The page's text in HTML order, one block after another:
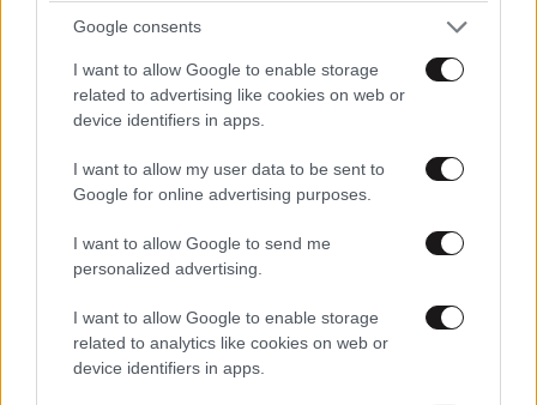
Google consents
I want to allow Google to enable storage
related to advertising like cookies on web or
device identifiers in apps.
I want to allow my user data to be sent to
Google for online advertising purposes.
I want to allow Google to send me
personalized advertising.
I want to allow Google to enable storage
related to analytics like cookies on web or
device identifiers in apps.